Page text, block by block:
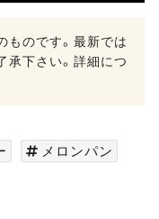
ものです。最新では
承下さい。詳細につ
メロンパン